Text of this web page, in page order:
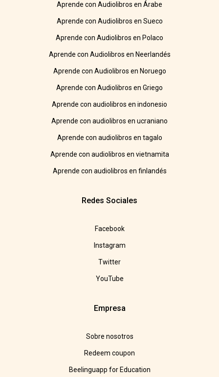
Aprende con Audiolibros en Árabe
Aprende con Audiolibros en Sueco
Aprende con Audiolibros en Polaco
Aprende con Audiolibros en Neerlandés
Aprende con Audiolibros en Noruego
Aprende con Audiolibros en Griego
Aprende con audiolibros en indonesio
Aprende con audiolibros en ucraniano
Aprende con audiolibros en tagalo
Aprende con audiolibros en vietnamita
Aprende con audiolibros en finlandés
Redes Sociales
Facebook
Instagram
Twitter
YouTube
Empresa
Sobre nosotros
Redeem coupon
Beelinguapp for Education